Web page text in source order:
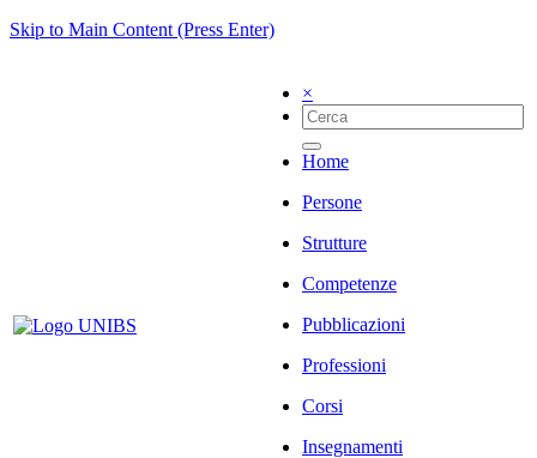
Skip to Main Content (Press Enter)
×
Home
Persone
Strutture
Competenze
Pubblicazioni
Professioni
Corsi
Insegnamenti